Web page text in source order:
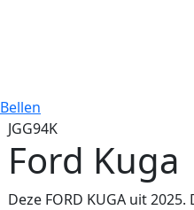
Bellen
JGG94K
Ford Kuga
Deze FORD KUGA uit